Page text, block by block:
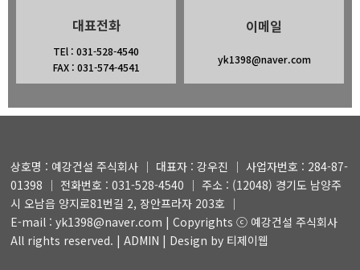
대표전화
TEl : 031-528-4540
FAX : 031-574-4541
이메일
yk1398@naver.com
상호명 : 예강건설 주식회사 │ 대표자 : 강우진 │ 사업자번호 : 284-87-
01398 │ 전화번호 : 031-528-4540 │ 주소 : (12048) 경기도 남양주
시 오남읍 양지로81번길 2, 장안프라자 203호 │
E-mail : yk1398@naver.com | Copyrights ⓒ 예강건설 주식회사
All rights reserved. |ADMIN | Design by 티제이웹